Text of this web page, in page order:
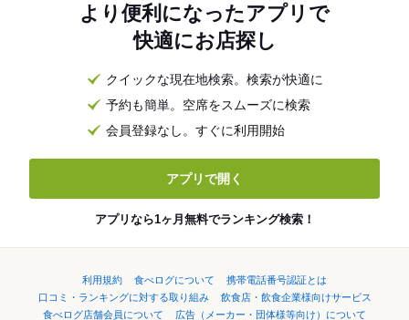
より便利になったアプリで
快適にお店探し
クイックな現在地検索。検索が快適に
予約も簡単。空席をスムーズに検索
会員登録なし。すぐに利用開始
アプリで開く
アプリなら1ヶ月無料でランキング検索！
利用規約 食べログについて
携帯電話番号認証とは
口コミ・ランキングに対する取り組み
飲食店・飲食企業様向けサービス
食べログ店舗会員について
広告（メーカー・団体様等向け）について